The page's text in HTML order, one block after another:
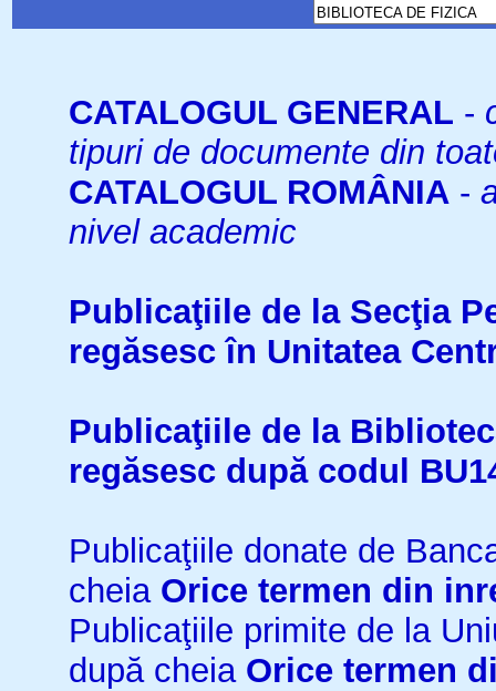
CATALOGUL GENERAL -
tipuri de documente din
CATALOGUL ROMÂNIA -
nivel academic
Publicaţiile de la Secţia
regăsesc în Unitatea
Publicaţiile de la
regăsesc după codul
Publicaţiile donate de
cheia Orice termen din
Publicaţiile primite de la
după cheia Orice termen